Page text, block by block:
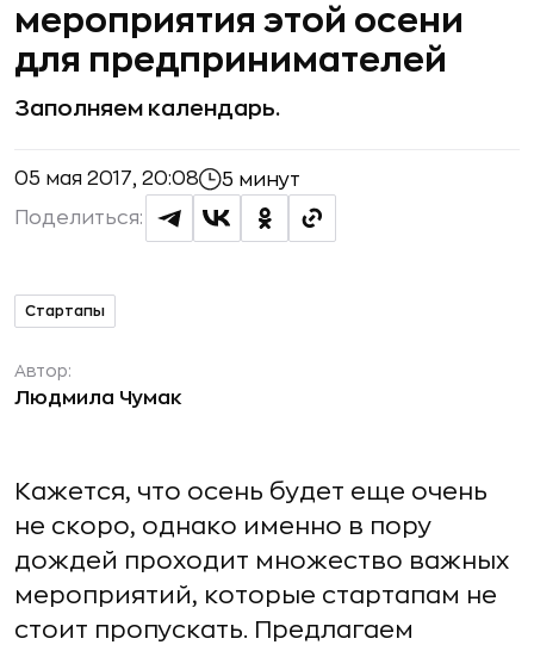
мероприятия этой осени
для предпринимателей
Заполняем календарь.
05 мая 2017, 20:08 5 минут
Поделиться:
Стартапы
Автор:
Людмила Чумак
Кажется, что осень будет еще очень
не скоро, однако именно в пору
дождей проходит множество важных
мероприятий, которые стартапам не
стоит пропускать. Предлагаем